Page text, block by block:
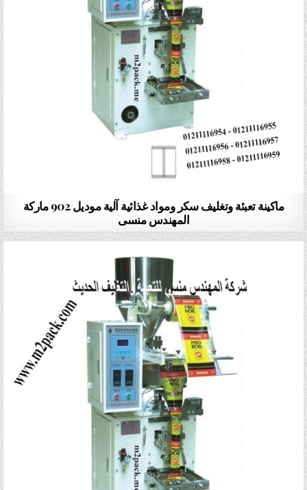
ماكينة تعبئة وتغليف سكر ومواد غذائية آلية موديل 902 ماركة
المهندس منسى